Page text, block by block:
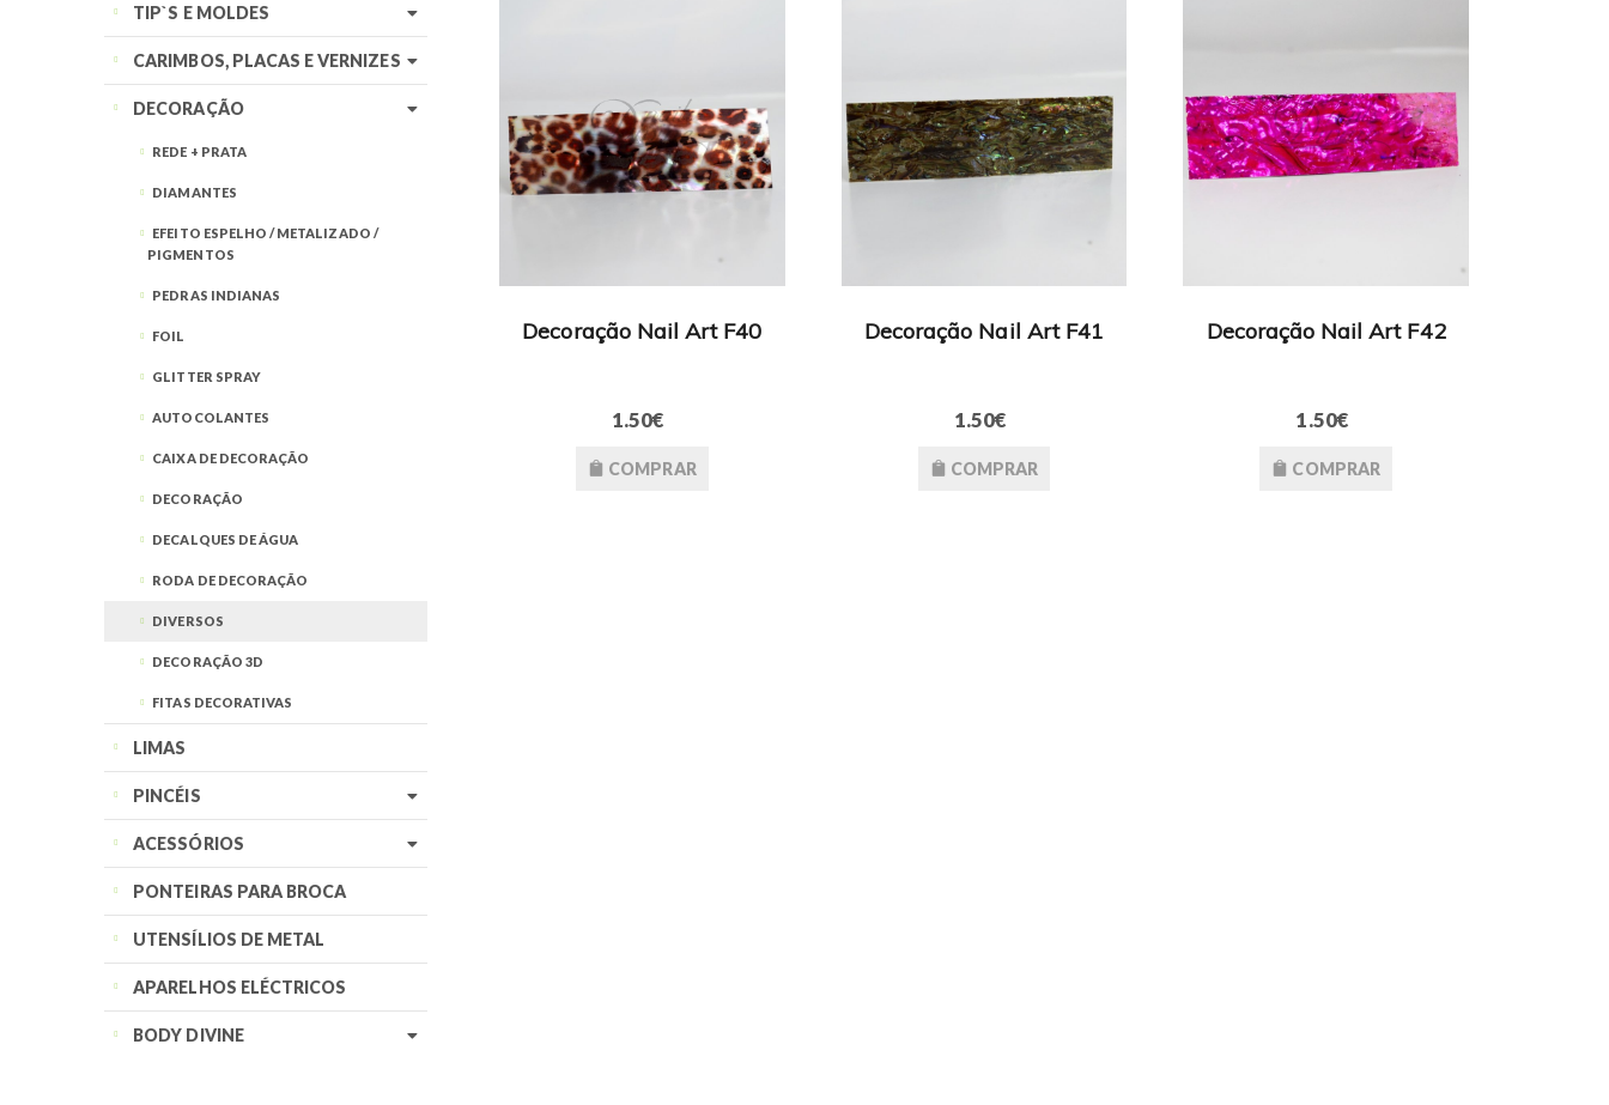
TIP`S E MOLDES
CARIMBOS, PLACAS E VERNIZES
DECORAÇÃO
REDE + PRATA
DIAMANTES
EFEITO ESPELHO / METALIZADO /
PIGMENTOS
PEDRAS INDIANAS
FOIL
GLITTER SPRAY
AUTOCOLANTES
CAIXA DE DECORAÇÃO
DECORAÇÃO
DECALQUES DE ÁGUA
RODA DE DECORAÇÃO
DIVERSOS
DECORAÇÃO 3D
FITAS DECORATIVAS
LIMAS
PINCÉIS
ACESSÓRIOS
PONTEIRAS PARA BROCA
UTENSÍLIOS DE METAL
APARELHOS ELÉCTRICOS
BODY DIVINE
Decoração Nail Art F40
1.50€
COMPRAR
Decoração Nail Art F41
1.50€
COMPRAR
Decoração Nail Art F42
1.50€
COMPRAR